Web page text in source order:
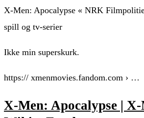
X-Men: Apocalypse « NRK
spill og tv-serier
Ikke min superskurk.
https:// xmenmovies.fandom.com › …
X-Men: Apocalypse |